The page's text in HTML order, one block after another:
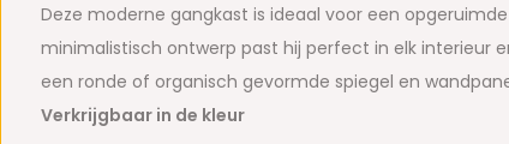
Deze moderne gangkast is ideaal voor een
minimalistisch ontwerp past hij perfect in elk interieur
een ronde of organisch gevormde spiegel en
Verkrijgbaar in de kleur